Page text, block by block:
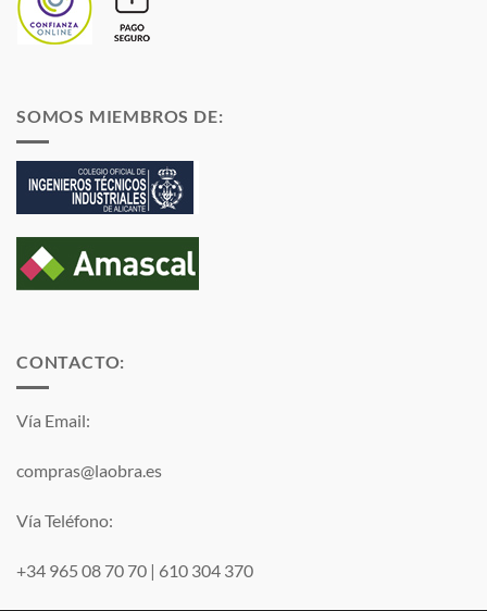
SOMOS MIEMBROS DE:
CONTACTO:
Vía Email:
compras@laobra.es
Vía Teléfono:
+34 965 08 70 70 | 610 304 370